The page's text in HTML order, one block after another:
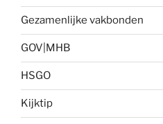
Gezamenlijke vakbonden
GOV|MHB
HSGO
Kijktip